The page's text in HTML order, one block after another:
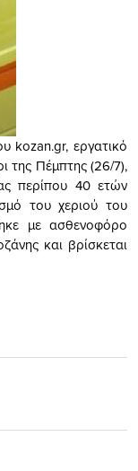
kozan.gr, εργατικό
της Πέμπτης (26/7),
περίπου 40 ετών
του χεριού του
με ασθενοφόρο
και βρίσκεται